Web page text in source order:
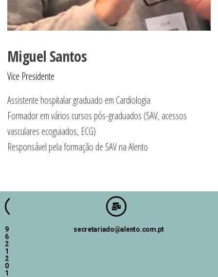
Miguel Santos
Vice Presidente
Assistente hospitalar graduado em Cardiologia
Formador em vários cursos pós-graduados (SAV, acessos
vasculares ecoguiados, ECG)
⁠Responsável pela formação de SAV na Alento
9
6
2
1
2
0
1
secretariado@alento.com.pt